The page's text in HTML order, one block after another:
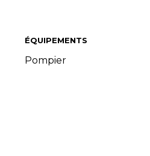
ÉQUIPEMENTS
Pompier